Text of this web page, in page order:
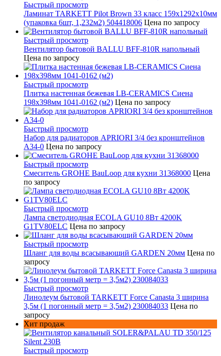
Быстрый просмотр
Ламинат TARKETT Pilot Brown 33 класс 159х1292х10мм
(упаковка 6шт, 1,232м2) 504418006 Цена по запросу
Быстрый просмотр
Вентилятор бытовой BALLU BFF-810R напольный
Цена по запросу
Быстрый просмотр
Плитка настенная бежевая LB-CERAMICS Сиена
198x398мм 1041-0162 (м2) Цена по запросу
Быстрый просмотр
Набор для радиаторов APRIORI 3/4 без кронштейнов
A34-0 Цена по запросу
Быстрый просмотр
Смеситель GROHE BauLoop для кухни 31368000 Цена
по запросу
Быстрый просмотр
Лампа светодиодная ECOLA GU10 8Вт 4200K
G1TV80ELC Цена по запросу
Быстрый просмотр
Шланг для воды всасывающий GARDEN 20мм Цена по
запросу
Быстрый просмотр
Линолеум бытовой TARKETT Force Canasta 3 ширина
3,5м (1 погонный метр = 3,5м2) 230084033 Цена по
запросу
Хит продаж
Быстрый просмотр